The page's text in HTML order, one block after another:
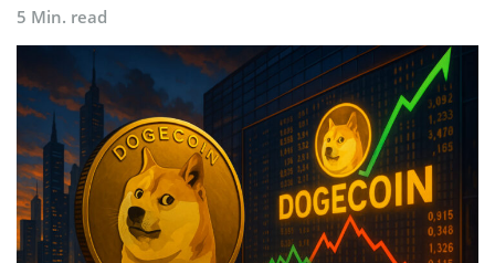
5 Min. read